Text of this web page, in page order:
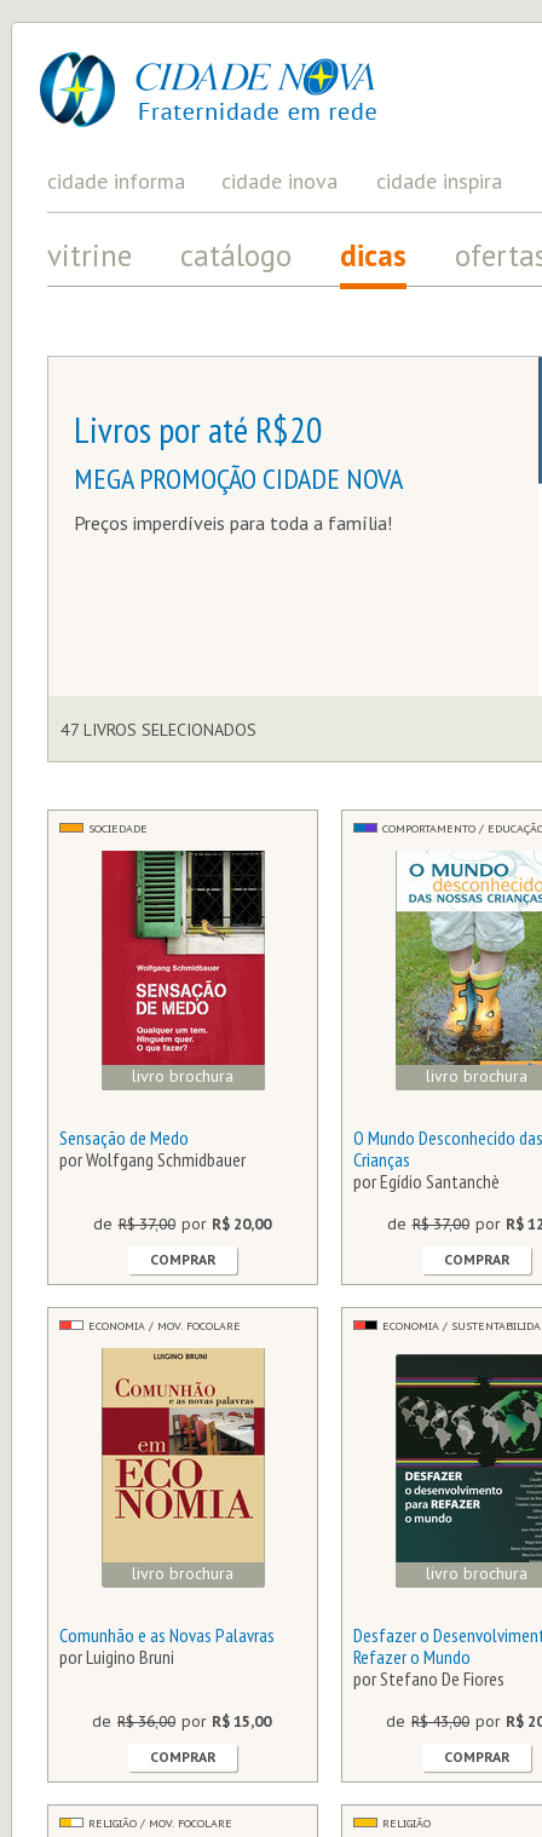
cidade
nova
UM
PROJETO
PELA
FRATERNIDADE
cidade informa cidade inova cidade inspira
vitrine catálogo dicas
Livros por até R$20
MEGA PROMOÇÃO CIDADE NOVA
Preços imperdíveis para toda a família!
47 LIVROS SELECIONADOS
SOCIEDADE
livro brochura
Sensação de Medo
por Wolfgang Schmidbauer
de R$ 37,00 por R$ 20,00
COMPRAR
COMPORTAMENTO /
livro brochura
O Mundo Desconhecido
Crianças
por Egídio Santanchè
de R$ 37,00 por R$
COMPRAR
ECONOMIA / MOV. FOCOLARE
livro brochura
Comunhão e as Novas Palavras
por Luigino Bruni
de R$ 36,00 por R$ 15,00
COMPRAR
ECONOMIA /
livro brochura
Desfazer o
Refazer o Mundo
por Stefano De Fiores
de R$ 43,00 por R$
COMPRAR
RELIGIÃO / MOV. FOCOLARE RELIGIÃO